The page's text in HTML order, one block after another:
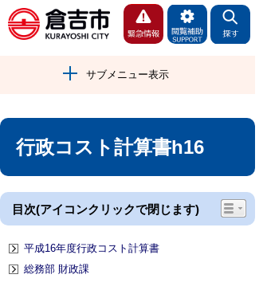
サブメニュー表示
行政コスト計算書h16
目次(アイコンクリックで閉じます)
平成16年度行政コスト計算書
総務部 財政課